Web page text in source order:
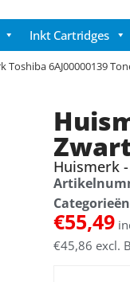
Inkt Cartridges
Toshiba 6AJ00000139
Huismerk -
Categorieën
€55,49
€45,86 excl.